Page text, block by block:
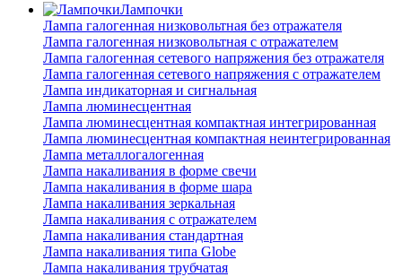
Лампочки
Лампа галогенная низковольтная без отражателя
Лампа галогенная низковольтная с отражателем
Лампа галогенная сетевого напряжения без отражателя
Лампа галогенная сетевого напряжения с отражателем
Лампа индикаторная и сигнальная
Лампа люминесцентная
Лампа люминесцентная компактная интегрированная
Лампа люминесцентная компактная неинтегрированная
Лампа металлогалогенная
Лампа накаливания в форме свечи
Лампа накаливания в форме шара
Лампа накаливания зеркальная
Лампа накаливания с отражателем
Лампа накаливания стандартная
Лампа накаливания типа Globe
Лампа накаливания трубчатая